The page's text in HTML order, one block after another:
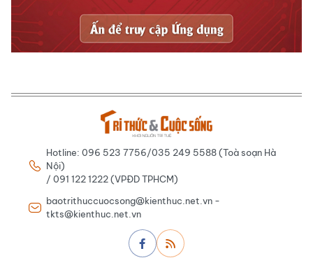
Hotline: 096 523 7756/035 249 5588 (Toà soạn Hà
Nội)
/ 091 122 1222 (VPĐD TPHCM)
baotrithuccuocsong@kienthuc.net.vn -
tkts@kienthuc.net.vn